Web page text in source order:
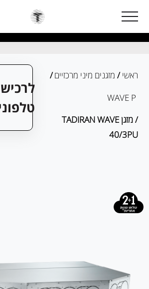
ראשי / מזגנים מיני מרכזיים/
WAVE P
/ מזגן TADIRAN WAVE
40/3PU